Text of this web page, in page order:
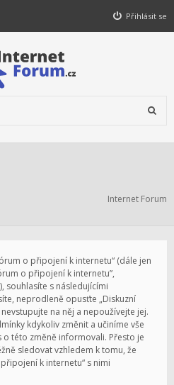
Přihlásit se
Internet Forum
o připojení k internetu“ (dále jen
o připojení k internetu”,
souhlasíte s následujícími
neprodleně opusťte „Diskuzní
na něj a nepoužívejte jej.
kdykoliv změnit a učiníme vše
této změně informovali. Přesto je
sledovat vzhledem k tomu, že
k internetu“ s nimi